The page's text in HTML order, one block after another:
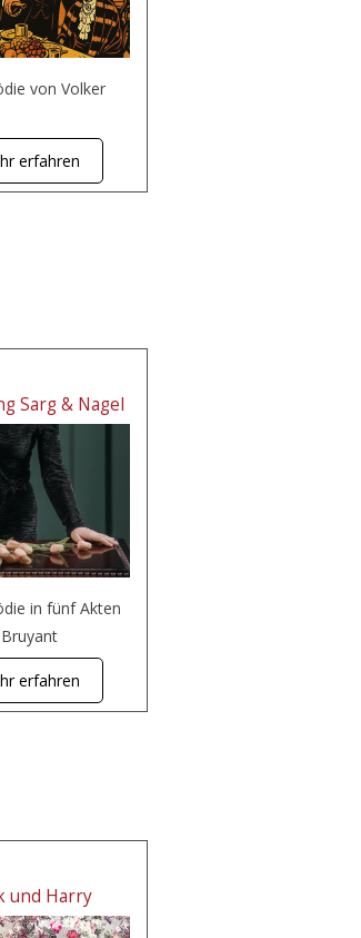
von Volker
erfahren
Sarg & Nagel
in fünf Akten
erfahren
und Harry